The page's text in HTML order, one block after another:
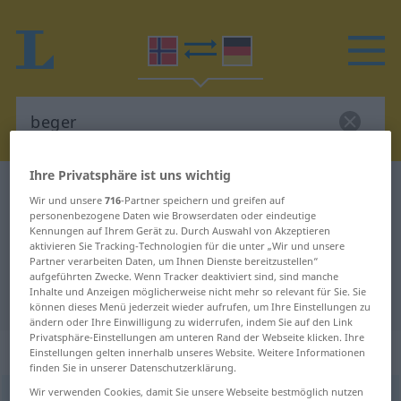
Norwegisch-Deutsch Übersetzung
für "beger"
"beger" Deutsch Übersetzung
„beger“: Neutrum
Ihre Privatsphäre ist uns wichtig
Wir und unsere716-Partner speichern und greifen auf
personenbezogene Daten wie Browserdaten oder eindeutige
Kennungen auf Ihrem Gerät zu. Durch Auswahl von Akzeptieren
aktivieren Sie Tracking-Technologien für die unter „Wir und unsere
Partner verarbeiten Daten, um Ihnen Dienste bereitzustellen“
aufgeführten Zwecke. Wenn Tracker deaktiviert sind, sind manche
Inhalte und Anzeigen möglicherweise nicht mehr so relevant für Sie. Sie
können dieses Menü jederzeit wieder aufrufen, um Ihre Einstellungen zu
ändern oder Ihre Einwilligung zu widerrufen, indem Sie auf den Link
Privatsphäre-Einstellungen am unteren Rand der Webseite klicken. Ihre
Einstellungen gelten innerhalb unseres Website. Weitere Informationen
finden Sie in unserer Datenschutzerklärung.
Wir verwenden Cookies, damit Sie unsere Webseite bestmöglich nutzen